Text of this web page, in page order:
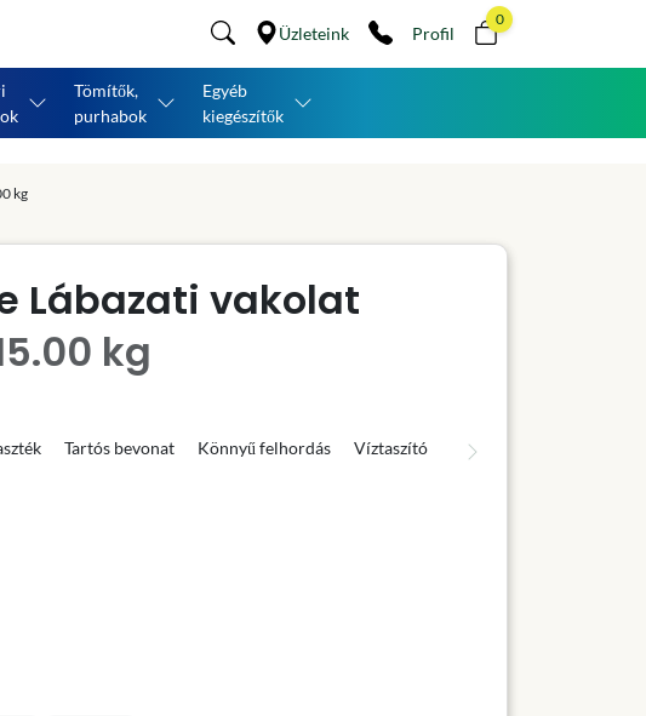
Üzleteink Profil
0
Tömítők,
purhabok
Egyéb
kiegészítők
kg
Lábazati vakolat
kg
Tartós bevonat Könnyű felhordás Víztaszító